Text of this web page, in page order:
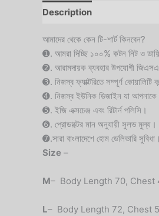
Description
আমাদের থেকে কেন টি-শার্ট কিনবেন?
➊. আমরা দিচ্ছি ১০০% কটন নিট ও
➋. আরামদায়ক ব্যবহার উপযোগী
➌. নিজস্ব ফ্যাক্টরিতে সম্পূর্ণ কোয়ালিটি
➍. নিজস্ব ইউনিক ডিজাইন যা আপনাকে
➎. ইজি এক্সচেঞ্জ এবং রিটার্ন পলিসি।
➏. প্রোডাক্টের মান অনুযায়ী সুলভ মুল্য।
➐.সারা বাংলাদেশে হোম ডেলিভারি সুবিধা।
Size –
M– Body Length 70, Chest
L– Body Length 72, Chest